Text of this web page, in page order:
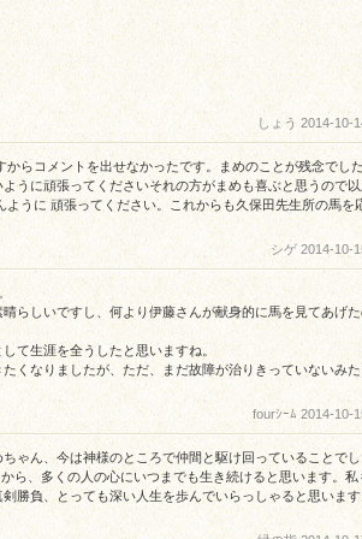
しょう 2014-10-
らコメントを出せなかったです。まめのことが残念でし
うに頑張ってくださいそれの方がまめも喜ぶと思うので
うに 頑張ってください。これからも久保田先生所の馬を
シゲ 2014-10-
らしいですし、何より伊藤さんが献身的に馬を見てあげ
て生涯を全うしたと思いますね。
くなりましたが、ただ、まだ故障が治りきっていないみ
fourｼｰﾑ 2014-10-
ゃん、今は神様のところで仲間と駆け回っていることで
ら、多くの人の心にいつまでも生き続けると思います。私
勝負、とっても深い人生を歩んでいらっしゃると思いま